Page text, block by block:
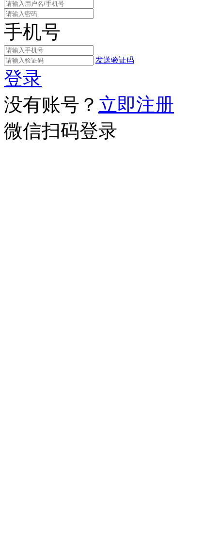
手机号
发送验证码
登录
没有账号？ 立即注册
微信扫码登录